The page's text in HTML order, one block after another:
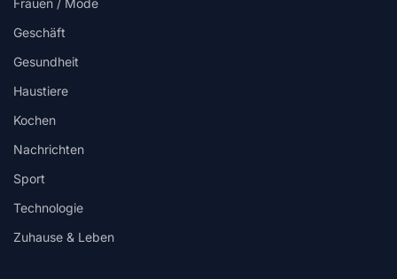
Frauen / Mode
Geschäft
Gesundheit
Haustiere
Kochen
Nachrichten
Sport
Technologie
Zuhause & Leben